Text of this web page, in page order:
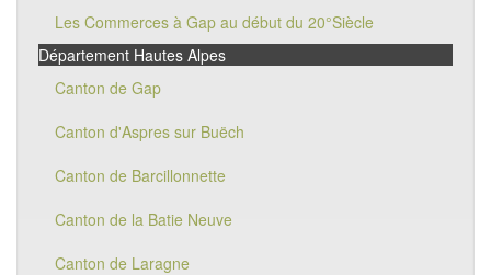
Les Commerces à Gap au début du 20°Siècle
Département Hautes Alpes
Canton de Gap
Canton d'Aspres sur Buëch
Canton de Barcillonnette
Canton de la Batie Neuve
Canton de Laragne